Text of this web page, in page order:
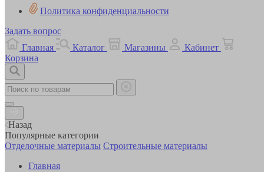
Политика конфиденциальности
Задать вопрос
Главная
Каталог Магазины
Кабинет
Корзина
Назад
Популярные категории
Отделочные материалы Строительные материалы
Главная